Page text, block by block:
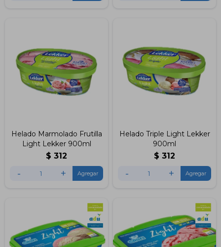
Helado Marmolado Frutilla
Light Lekker 900ml
$ 312
- +
Helado Triple Light Lekker
900ml
$ 312
- +